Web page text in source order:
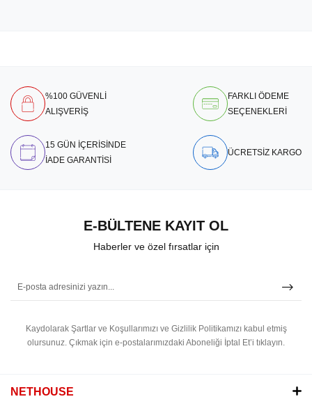
%100 GÜVENLİ
ALIŞVERİŞ
FARKLI ÖDEME
SEÇENEKLERİ
15 GÜN İÇERİSİNDE
İADE GARANTİSİ
ÜCRETSİZ KARGO
E-BÜLTENE KAYIT OL
Haberler ve özel fırsatlar için
Kaydolarak Şartlar ve Koşullarımızı ve Gizlilik Politikamızı kabul etmiş
olursunuz. Çıkmak için e-postalarımızdaki Aboneliği İptal Et’i tıklayın.
NETHOUSE